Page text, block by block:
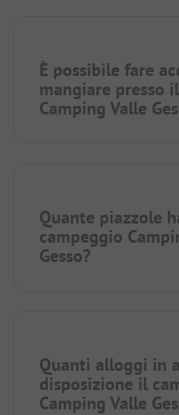
È possibile fare
mangiare presso
Camping Valle
Quante piazzole
campeggio
Gesso?
Quanti alloggi in
disposizione il
Camping Valle